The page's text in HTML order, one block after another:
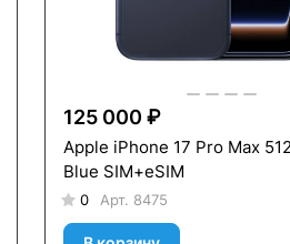
125 000 ₽
Apple iPhone 17 Pro Max
Blue SIM+eSIM
0 Арт. 8475